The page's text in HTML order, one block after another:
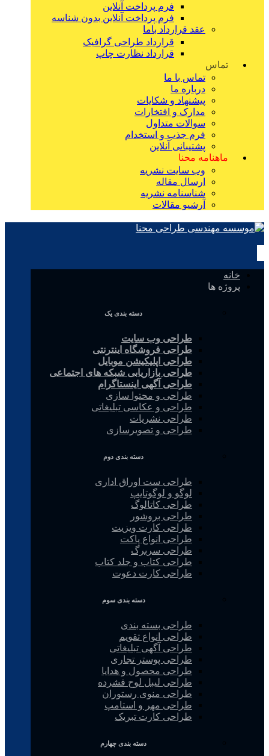
فرم پرداخت آنلاین
فرم پرداخت آنلاین بدون شناسه
عقد قرارداد باما
قرارداد طراحی گرافیک
قرارداد نظارت چاپ
تماس
تماس با ما
درباره ما
پیشنهاد و شکایات
مدارک و افتخارات
سوالات متداول
فرم جذب و استخدام
پشتیبانی آنلاین
ماهنامه محنا
وب سایت نشریه
ارسال مقاله
شناسنامه نشریه
آرشیو مقالات
خانه
پروژه ها
دسته بندی یک
طراحی وب سایت
طراحی فروشگاه اینترنتی
طراحی اپلیکیشن موبایل
طراحی بازاریابی شبکه های اجتماعی
طراحی آگهی اینستاگرام
طراحی و محتوا سازی
طراحی و عکاسی تبلیغاتی
طراحی نشریات
طراحی و تصویرسازی
دسته بندی دوم
طراحی ست اوراق اداری
لوگو و لوگوتایپ
طراحی کاتالوگ
طراحی بروشور
طراحی کارت ویزیت
طراحی انواع پاکت
طراحی سربرگ
طراحی کتاب و جلد کتاب
طراحی کارت دعوت
دسته بندی سوم
طراحی بسته بندی
طراحی انواع تقویم
طراحی آگهی تبلیغاتی
طراحی پوستر تجاری
طراحی محصول و هدایا
طراحی لیبل لوح فشرده
طراحی منوی رستوران
طراحی مهر و استامپ
طراحی کارت تبریک
دسته بندی چهارم